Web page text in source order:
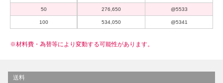
50 276,650 @5533
100 534,050 @5341
※材料費・為替等により変動する可能性があります。
送料